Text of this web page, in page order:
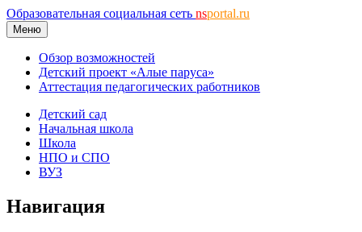
Образовательная социальная сеть nsportal.ru
Меню
Обзор возможностей
Детский проект «Алые паруса»
Аттестация педагогических работников
Детский сад
Начальная школа
Школа
НПО и СПО
ВУЗ
Навигация